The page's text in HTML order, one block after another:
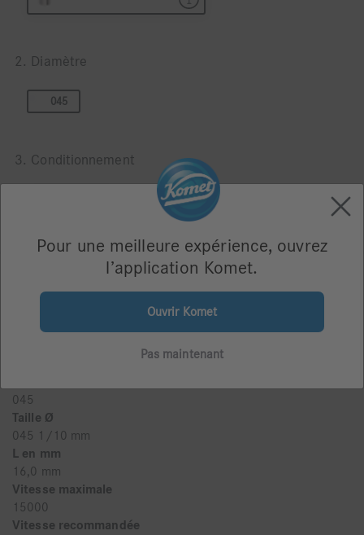
2. Diamètre
045
3. Conditionnement
Description du produit
Polissoir à haut rendement pour métaux précieux, non
045
Taille Ø
045 1/10 mm
L en mm
16,0 mm
Vitesse maximale
15000
Vitesse recommandée
Pour une meilleure expérience, ouvrez
l’application Komet.
Ouvrir Komet
Pas maintenant